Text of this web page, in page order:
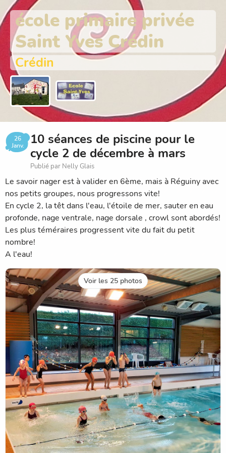
école primaire privée
Saint Yves Crédin
Crédin
26
Janv.
10 séances de piscine pour le
cycle 2 de décembre à mars
Publié par Nelly Glais
Le savoir nager est à valider en 6ème, mais à Réguiny avec
nos petits groupes, nous progressons vite!
En cycle 2, la têt dans l'eau, l'étoile de mer, sauter en eau
profonde, nage ventrale, nage dorsale , crowl sont abordés!
Les plus téméraires progressent vite du fait du petit
nombre!
A l'eau!
Voir les 25 photos